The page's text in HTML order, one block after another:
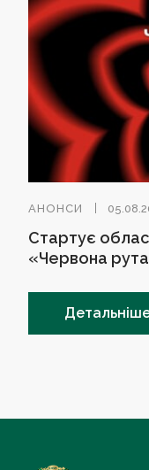
АНОНСИ
Стартує
«Червона